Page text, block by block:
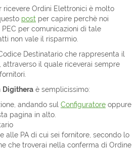
ricevere Ordini Elettronici è molto
post per capire perchè noi
per comunicazioni di tale
non vale il risparmio.
Destinatario che rappresenta il
, attraverso il quale riceverai sempre
Digithera è semplicissimo:
andando sul Configuratore oppure
pagina in alto.
alle PA di cui sei fornitore, secondo lo
che troverai nella conferma di Ordine